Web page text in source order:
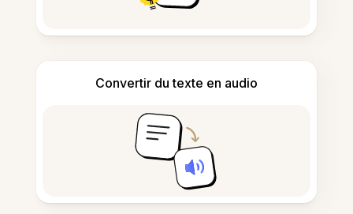
Convertir du texte en audio